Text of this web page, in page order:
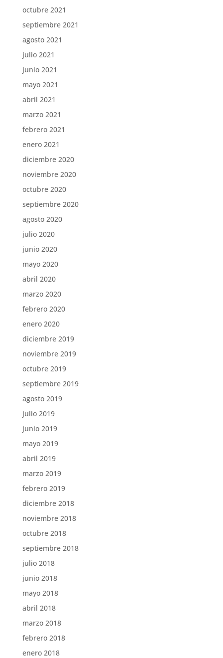
octubre 2021
septiembre 2021
agosto 2021
julio 2021
junio 2021
mayo 2021
abril 2021
marzo 2021
febrero 2021
enero 2021
diciembre 2020
noviembre 2020
octubre 2020
septiembre 2020
agosto 2020
julio 2020
junio 2020
mayo 2020
abril 2020
marzo 2020
febrero 2020
enero 2020
diciembre 2019
noviembre 2019
octubre 2019
septiembre 2019
agosto 2019
julio 2019
junio 2019
mayo 2019
abril 2019
marzo 2019
febrero 2019
diciembre 2018
noviembre 2018
octubre 2018
septiembre 2018
julio 2018
junio 2018
mayo 2018
abril 2018
marzo 2018
febrero 2018
enero 2018